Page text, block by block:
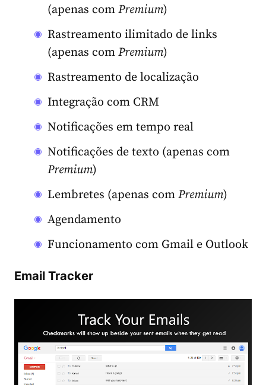
(apenas com Premium)
Rastreamento ilimitado de links
(apenas com Premium)
Rastreamento de localização
Integração com CRM
Notificações em tempo real
Notificações de texto (apenas com
Premium)
Lembretes (apenas com Premium)
Agendamento
Funcionamento com Gmail e Outlook
Email Tracker